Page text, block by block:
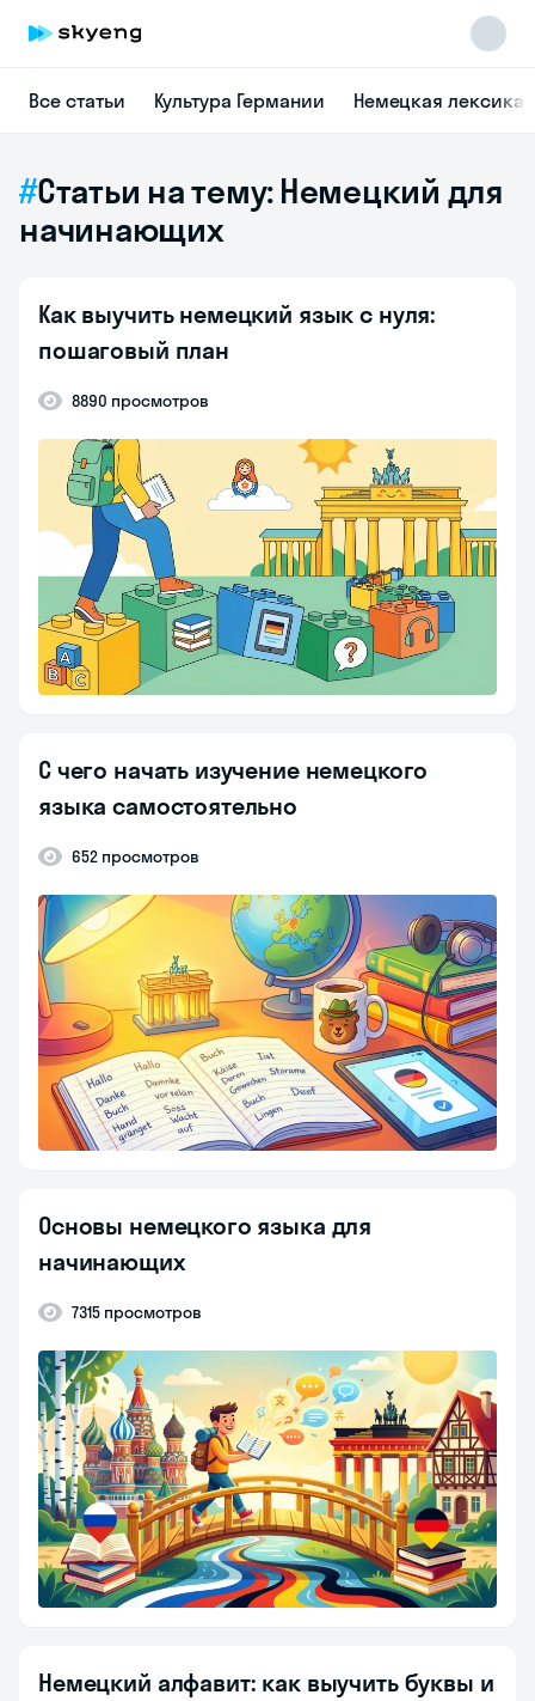
Все статьи Культура Германии Немецкая лексика
Статьи на тему: Немецкий для
начинающих
Как выучить немецкий язык с нуля:
пошаговый план
8890 просмотров
С чего начать изучение немецкого
языка самостоятельно
652 просмотров
Основы немецкого языка для
начинающих
7315 просмотров
Немецкий алфавит: как выучить буквы и